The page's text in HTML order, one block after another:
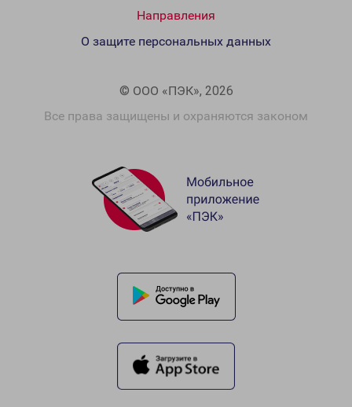
Направления
© ООО «ПЭК», 2026
Все права защищены и охраняются законом
О защите персональных данных